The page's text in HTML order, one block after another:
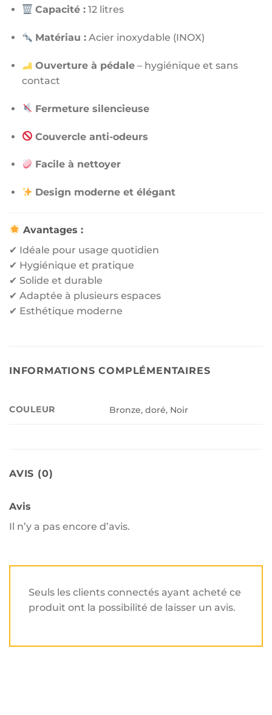
Capacité : 12 litres
Matériau : Acier inoxydable (INOX)
Ouverture à pédale – hygiénique et sans
contact
Fermeture silencieuse
Couvercle anti-odeurs
Facile à nettoyer
Design moderne et élégant
Avantages :
✔ Idéale pour usage quotidien
✔ Hygiénique et pratique
✔ Solide et durable
✔ Adaptée à plusieurs espaces
✔ Esthétique moderne
INFORMATIONS COMPLÉMENTAIRES
COULEUR Bronze, doré, Noir
AVIS (0)
Avis
Il n’y a pas encore d’avis.
Seuls les clients connectés ayant acheté ce
produit ont la possibilité de laisser un avis.